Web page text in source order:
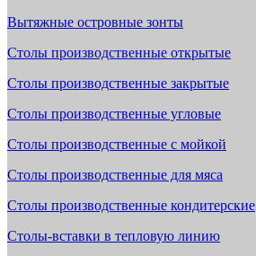
Вытяжные островные зонты
Столы производственные открытые
Столы производственные закрытые
Столы производственные угловые
Столы производственные с мойкой
Столы производственные для мяса
Столы производственные кондитерские
Столы-вставки в тепловую линию